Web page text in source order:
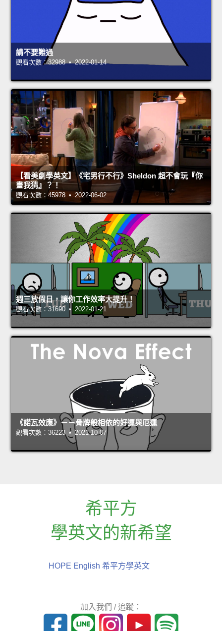
請不要難過
觀看次數：32988 • 2022-01-14
【看美劇學英文】《宅男行不行》Sheldon 超不會玩『你
畫我猜』？！
觀看次數：45978 • 2022-06-02
週三放假日，讓你工作效率大提升！
觀看次數：31690 • 2022-01-21
《諾瓦效應》－－骨牌般相依的好運與厄運
觀看次數：36223 • 2021-10-07
希平方
學英文的新希望
HOPE English 希平方學英文
加入我們 / 追蹤：